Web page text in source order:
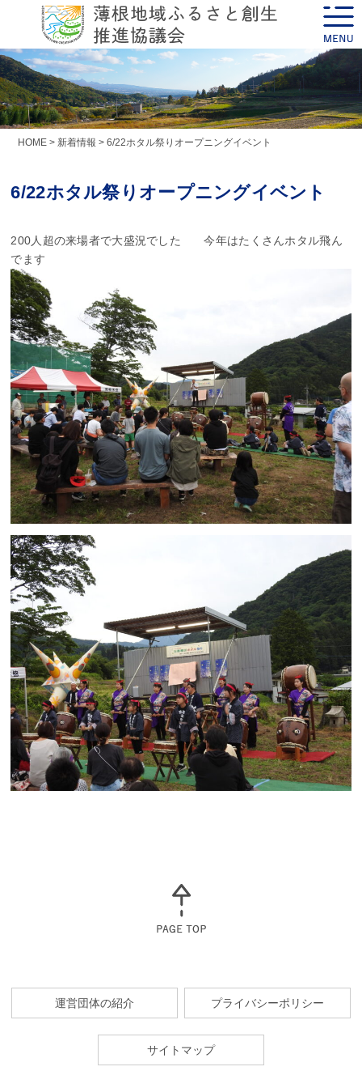
toggle
HOME > 新着情報 >6/22ホタル祭りオープニングイベント
6/22ホタル祭りオープニングイベント
200人超の来場者で大盛況でした 今年はたくさんホタル飛ん
でます
運営団体の紹介 プライバシーポリシー
サイトマップ